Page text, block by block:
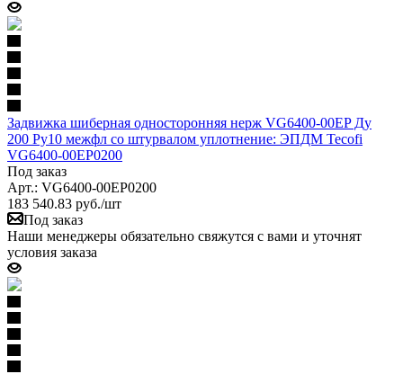
Задвижка шиберная односторонняя нерж VG6400-00EP Ду
200 Ру10 межфл со штурвалом уплотнение: ЭПДМ Tecofi
VG6400-00EP0200
Под заказ
Арт.: VG6400-00EP0200
183 540.83 руб./шт
Под заказ
Наши менеджеры обязательно свяжутся с вами и уточнят
условия заказа